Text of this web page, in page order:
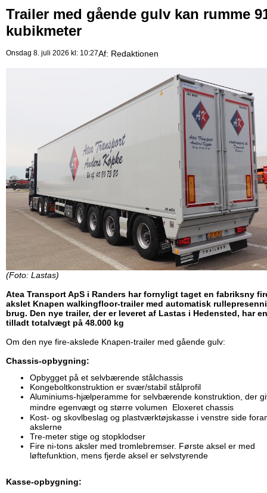
Trailer med gående gulv kan rumme
kubikmeter
Onsdag 8. juli 2026 kl: 10:27Af: Redaktionen
(Foto: Lastas)
Atea Transport ApS i Randers har fornyligt taget en fabriksny
akslet Knapen walkingfloor-trailer med automatisk
brug. Den nye trailer, der er leveret af Lastas i Hedensted, har en
tilladt totalvægt på 48.000 kg
Om den nye fire-akslede Knapen-trailer med gående gulv:
Chassis-opbygning:
Opbygget på et selvbærende stålchassis
Kongeboltkonstruktion er svær/stabil stålprofil
Aluminiums-hjælperamme for selvbærende konstruktion, der
mindre egenvægt og større volumen Eloxeret chassis
Kost- og skovlbeslag og plastværktøjskasse i venstre side
akslerne
Tre-meter stige og stopklodser
Fire ni-tons aksler med tromlebremser. Første aksel er med
løftefunktion, mens fjerde aksel er selvstyrende
Kasse-opbygning: